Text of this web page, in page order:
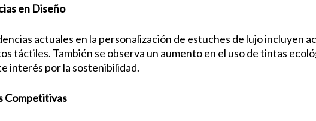
en Diseño
actuales en la personalización de estuches de lujo incluyen
táctiles. También se observa un aumento en el uso de tintas
interés por la sostenibilidad.
Competitivas